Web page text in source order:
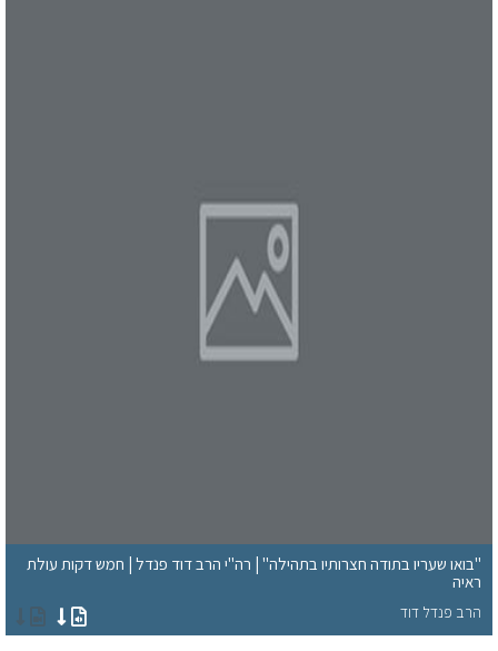
"בואו שעריו בתודה חצרותיו בתהילה" | רה"י הרב דוד פנדל | חמש דקות עולת
ראיה
הרב פנדל דוד